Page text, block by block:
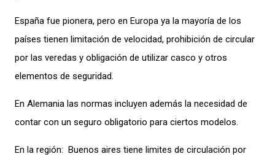
España fue pionera, pero en Europa ya la mayoría de los
países tienen limitación de velocidad, prohibición de circular
por las veredas y obligación de utilizar casco y otros
elementos de seguridad.
En Alemania las normas incluyen además la necesidad de
contar con un seguro obligatorio para ciertos modelos.
En la región: Buenos aires tiene limites de circulación por